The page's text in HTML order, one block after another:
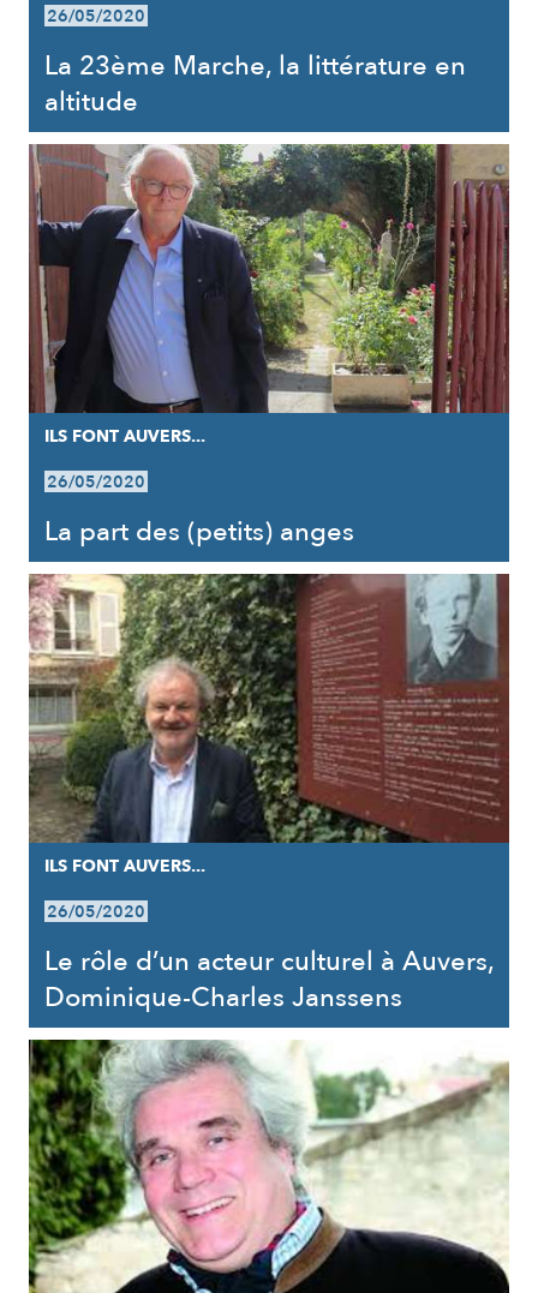
26/05/2020
La 23ème Marche, la littérature en
altitude
ILS FONT AUVERS...
26/05/2020
La part des (petits) anges
ILS FONT AUVERS...
26/05/2020
Le rôle d’un acteur culturel à Auvers,
Dominique-Charles Janssens